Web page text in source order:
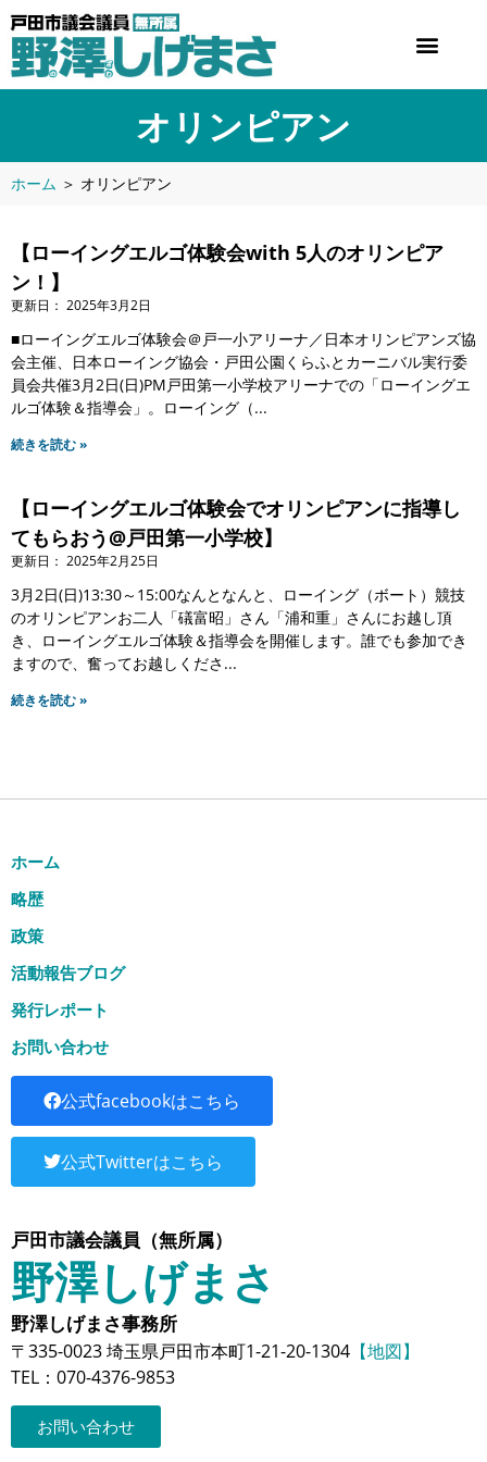
オリンピアン
ホーム ＞ オリンピアン
【ローイングエルゴ体験会with 5人のオリンピア
ン！】
2025年3月2日
■ローイングエルゴ体験会＠戸一小アリーナ／日本オリンピアンズ協
会主催、日本ローイング協会・戸田公園くらふとカーニバル実行委
員会共催3月2日(日)PM戸田第一小学校アリーナでの「ローイングエ
ルゴ体験＆指導会」。ローイング（
続きを読む »
【ローイングエルゴ体験会でオリンピアンに指導し
てもらおう@戸田第一小学校】
2025年2月25日
3月2日(日)13:30～15:00なんとなんと、ローイング（ボート）競技
のオリンピアンお二人「礒富昭」さん「浦和重」さんにお越し頂
き、ローイングエルゴ体験＆指導会を開催します。誰でも参加でき
ますので、奮ってお越しくださ
続きを読む »
ホーム
略歴
政策
活動報告ブログ
発行レポート
お問い合わせ
公式facebookはこちら
公式Twitterはこちら
戸田市議会議員（無所属）
野澤しげまさ
野澤しげまさ事務所
〒335-0023 埼玉県戸田市本町1-21-20-1304 【地図】
TEL：070-4376-9853
お問い合わせ